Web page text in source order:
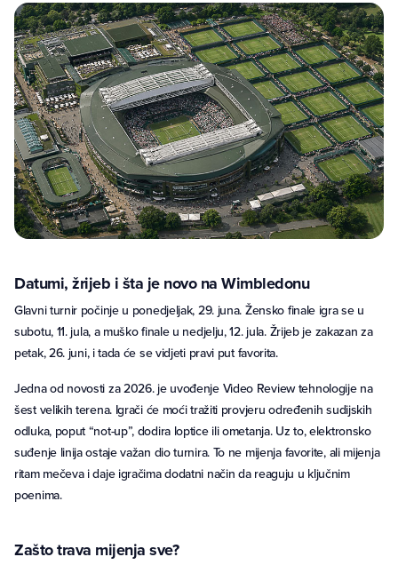
Datumi, žrijeb i šta je novo na Wimbledonu
Glavni turnir počinje u ponedjeljak, 29. juna. Žensko finale igra se u
subotu, 11. jula, a muško finale u nedjelju, 12. jula. Žrijeb je zakazan za
petak, 26. juni, i tada će se vidjeti pravi put favorita.
Jedna od novosti za 2026. je uvođenje Video Review tehnologije na
šest velikih terena. Igrači će moći tražiti provjeru određenih sudijskih
odluka, poput “not-up”, dodira loptice ili ometanja. Uz to, elektronsko
suđenje linija ostaje važan dio turnira. To ne mijenja favorite, ali mijenja
ritam mečeva i daje igračima dodatni način da reaguju u ključnim
poenima.
Zašto trava mijenja sve?